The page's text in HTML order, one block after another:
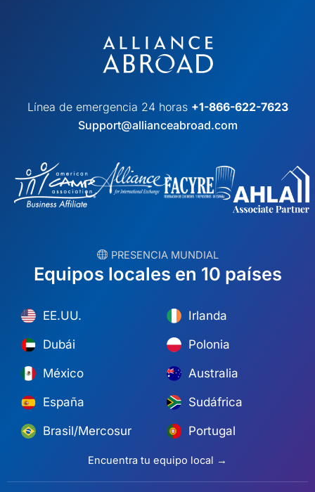
Línea de emergencia 24 horas +1-866-622-7623
Support@allianceabroad.com
︎ PRESENCIA MUNDIAL
Equipos locales en 10 países
EE.UU.
Dubái
México
España
Brasil/Mercosur
Irlanda
Polonia
Australia
Sudáfrica
Portugal
Encuentra tu equipo local →